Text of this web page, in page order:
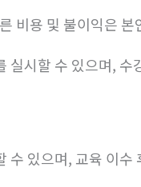
비용 및 불이익은
실시할 수 있으며, 수
수 있으며, 교육 이수